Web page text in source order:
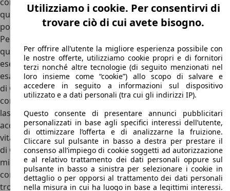
quadrante per il clima automatico ai comandi per le
portiere e non solo.
Per noi europei, in realtà, questo non è un problema in
quanto di quelle vetture non abbiamo quasi mai visto un
esemplare. A stonare infatti è la qualità costruttiva, non
esattamente eccelsa. Sebbene la pelle utilizzata all’interno
di Cadillac Seville sia di buona qualità e i tessuti (moquette
compresa) è robusta e ben fatta, sono le plastiche a
lasciare a desiderare. Tra rivestimenti duri, assemblaggi e
accoppiamenti migliorabili e scricchiolii fin dai primi anni di
vita, nonostante la radica e la pelle a profusione gli interni
di Cadillac Seville non convincono affatto. Decisamente
migliore, invece, la questione spazio: Cadillac Seville è
comoda e spaziosa sia davanti, dove anche i più grandi
trovano posto, che dietro, dove anche in tre, grazie alla
Utilizziamo i cookie. Per consentirvi di
trovare ciò di cui avete bisogno.
Per offrire all’utente la migliore esperienza possibile con
le nostre offerte, utilizziamo cookie propri e di fornitori
terzi nonché altre tecnologie (di seguito menzionati nel
loro insieme come “cookie”) allo scopo di salvare e
accedere in seguito a informazioni sul dispositivo
utilizzato e a dati personali (tra cui gli indirizzi IP).
Questo consente di presentare annunci pubblicitari
personalizzati in base agli specifici interessi dell’utente,
di ottimizzare l’offerta e di analizzarne la fruizione.
Cliccare sul pulsante in basso a destra per prestare il
consenso all’impiego di cookie soggetti ad autorizzazione
e al relativo trattamento dei dati personali oppure sul
pulsante in basso a sinistra per selezionare i cookie in
dettaglio o per opporsi al trattamento dei dati personali
nella misura in cui ha luogo in base a legittimi interessi.